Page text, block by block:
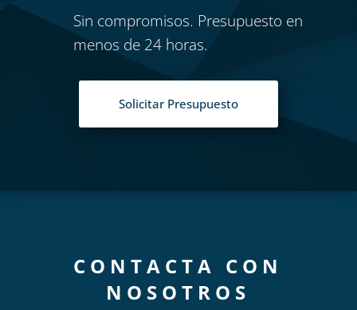
Sin compromisos. Presupuesto en
menos de 24 horas.
Solicitar Presupuesto
CONTACTA CON
NOSOTROS